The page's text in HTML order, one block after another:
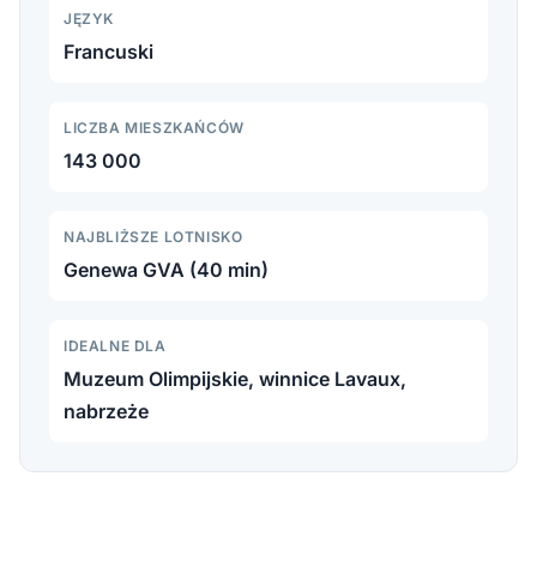
JĘZYK
Francuski
LICZBA MIESZKAŃCÓW
143 000
NAJBLIŻSZE LOTNISKO
Genewa GVA (40 min)
IDEALNE DLA
Muzeum Olimpijskie, winnice Lavaux,
nabrzeże